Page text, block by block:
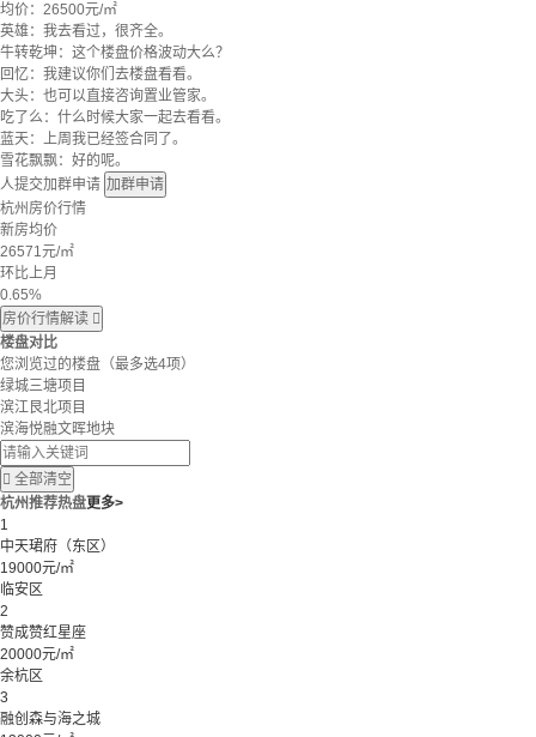
均价： 26500元/㎡
英雄：我去看过，很齐全。
牛转乾坤：这个楼盘价格波动大么？
回忆：我建议你们去楼盘看看。
大头：也可以直接咨询置业管家。
吃了么：什么时候大家一起去看看。
蓝天：上周我已经签合同了。
雪花飘飘：好的呢。
人提交加群申请 加群申请
杭州房价行情
新房均价
26571元/㎡
环比上月
0.65%
房价行情解读 
楼盘对比
您浏览过的楼盘 （最多选4项）
绿城三塘项目
滨江艮北项目
滨海悦融文晖地块
 全部清空
杭州推荐热盘更多>
1
中天珺府（东区）
19000元/㎡
临安区
2
赞成赞红星座
20000元/㎡
余杭区
3
融创森与海之城